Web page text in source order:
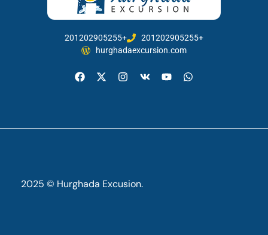
201202905255+
201202905255+
hurghadaexcursion.com
2025 © Hurghada Excusion.